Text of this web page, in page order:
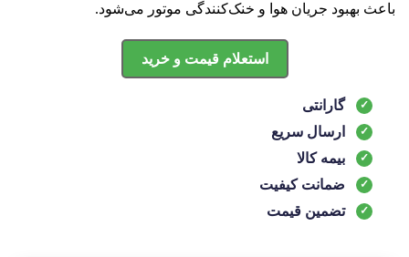
باعث بهبود جریان هوا و خنک‌کنندگی موتور می‌شود.
استعلام قیمت و خرید
گارانتی
ارسال سریع
بیمه کالا
ضمانت کیفیت
تضمین قیمت